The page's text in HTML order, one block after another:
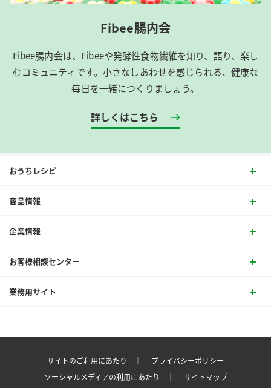
Fibee腸内会
Fibee腸内会は、​Fibeeや発酵性食物繊維を知り、語り、楽し
むコミュニティです。​小さなしあわせを感じられる、健康な
毎日を一緒につくりましょう。
詳しくはこちら
おうちレシピ
商品情報
企業情報
お客様相談センター
業務用サイト
サイトのご利用にあたり ｜
プライバシーポリシー
ソーシャルメディアの利用にあたり ｜
サイトマップ